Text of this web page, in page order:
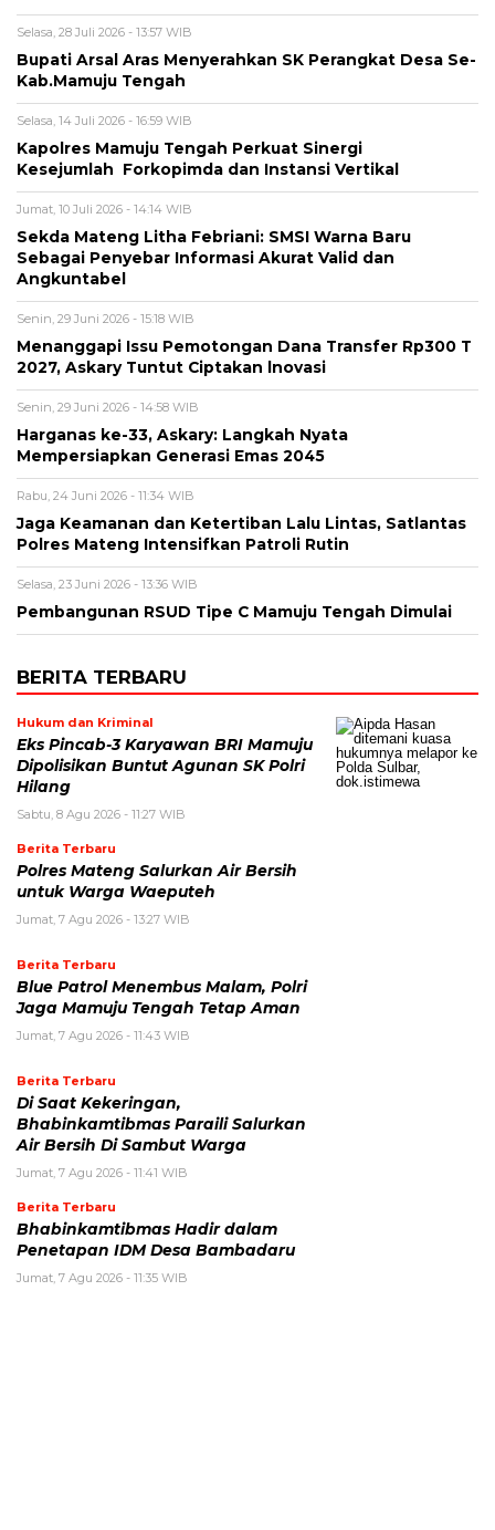
Selasa, 28 Juli 2026 - 13:57 WIB
Bupati Arsal Aras Menyerahkan SK Perangkat Desa Se-
Kab.Mamuju Tengah
Selasa, 14 Juli 2026 - 16:59 WIB
Kapolres Mamuju Tengah Perkuat Sinergi
Kesejumlah Forkopimda dan Instansi Vertikal
Jumat, 10 Juli 2026 - 14:14 WIB
Sekda Mateng Litha Febriani: SMSI Warna Baru
Sebagai Penyebar Informasi Akurat Valid dan
Angkuntabel
Senin, 29 Juni 2026 - 15:18 WIB
Menanggapi Issu Pemotongan Dana Transfer Rp300 T
2027, Askary Tuntut Ciptakan lnovasi
Senin, 29 Juni 2026 - 14:58 WIB
Harganas ke-33, Askary: Langkah Nyata
Mempersiapkan Generasi Emas 2045
Rabu, 24 Juni 2026 - 11:34 WIB
Jaga Keamanan dan Ketertiban Lalu Lintas, Satlantas
Polres Mateng Intensifkan Patroli Rutin
Selasa, 23 Juni 2026 - 13:36 WIB
Pembangunan RSUD Tipe C Mamuju Tengah Dimulai
BERITA TERBARU
Hukum dan Kriminal
Eks Pincab-3 Karyawan BRI Mamuju
Dipolisikan Buntut Agunan SK Polri
Hilang
Sabtu, 8 Agu 2026 - 11:27 WIB
Berita Terbaru
Polres Mateng Salurkan Air Bersih
untuk Warga Waeputeh
Jumat, 7 Agu 2026 - 13:27 WIB
Berita Terbaru
Blue Patrol Menembus Malam, Polri
Jaga Mamuju Tengah Tetap Aman
Jumat, 7 Agu 2026 - 11:43 WIB
Berita Terbaru
Di Saat Kekeringan,
Bhabinkamtibmas Paraili Salurkan
Air Bersih Di Sambut Warga
Jumat, 7 Agu 2026 - 11:41 WIB
Berita Terbaru
Bhabinkamtibmas Hadir dalam
Penetapan IDM Desa Bambadaru
Jumat, 7 Agu 2026 - 11:35 WIB